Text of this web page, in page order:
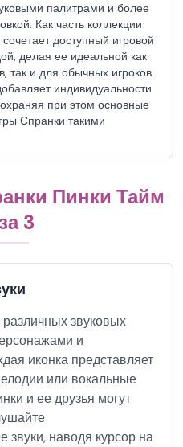
палитрами и более
Как часть коллекции
доступный игровой
делая ее идеальной как
так и для обычных игроков.
индивидуальности
при этом основные
Спранки такими
Пинки Тайм
3
звуковых
и
иконка представляет
или вокальные
и ее друзья могут
наводя курсор на